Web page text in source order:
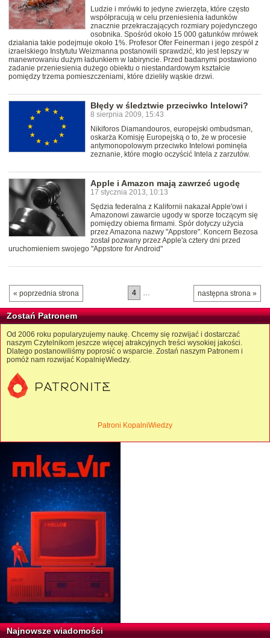
Ludzie i mrówki to jedyne zwierzęta, które często
współpracują w celu przeniesienia ładunków
znacznie przekraczających rozmiary pojedynczego
osobnika. Spośród około 15 000 gatunków mrówek
działania takie podejmuje około 1%. Profesor Ofer Feinerman i jego zespół z
izraelskiego Instytutu Weizmanna postanowili sprawdzić, kto jest lepszy w
manewrowaniu dużym ładunkiem w labiryncie. Przed badanymi postawiono
zadanie przeniesienia dużego obiektu o niestandardowym kształcie
pomiędzy trzema pomieszczeniami, które dzieliły wąskie drzwi.
Błędy w śledztwie przeciwko Intelowi?
8 sierpnia 2009, 15:43
Nikiforos Diamandouros, europejski ombudsman,
oskarża Komisję Europejską o to, że w procesie
antymonopolowym przeciwko Intelowi pominęła
zeznanie, które mogło oczyścić Intela z zarzutów.
Apple i Amazon mają zawrzeć ugodę
17 stycznia 2013, 10:13
Sędzia federalna z Kalifornii nakazał Apple'owi i
Amazonowi zawarcie ugody w sporze toczącym się
pomiędzy obiema firmami. Spór dotyczy użycia
przez Amazona nazwy "Appstore". Koncern Bezosa
został pozwany przez Apple'a cztery dni przed
uruchomieniem swojego "Appstore for Android"
« poprzednia strona następna strona »
4 …
Zostań Patronem
Od 2006 roku popularyzujemy naukę. Chcemy się rozwijać i dostarczać
naszym Czytelnikom jeszcze więcej atrakcyjnych treści wysokiej jakości.
Dlatego postanowiliśmy poprosić o wsparcie. Zostań naszym Patronem i
pomóż nam rozwijać KopalnięWiedzy.
Patroni KopalniWiedzy
Najnowsze wiadomości